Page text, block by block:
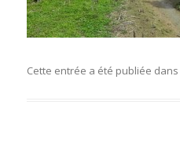
Cette entrée a été publiée dans